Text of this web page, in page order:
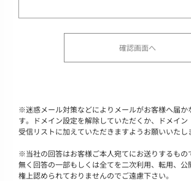
※迷惑メール対策などによりメールがお客様へ届か
す。ドメイン設定を解除していただくか、ドメイ
受信リストに加えていただきますようお願いいたし
※当社の回答はお客様ご本人宛てにお送りするも
無く回答の一部もしくは全てを二次利用、転用、
権上認められておりませんのでご遠慮下さい。